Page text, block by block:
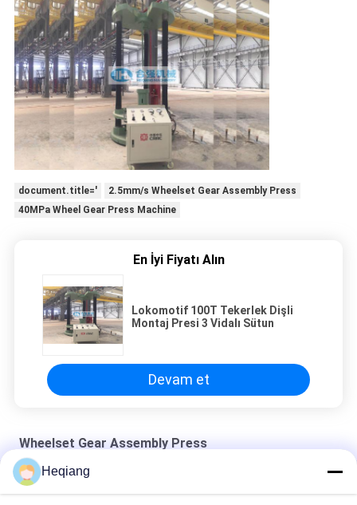
document.title='
2.5mm/s Wheelset Gear Assembly Press
40MPa Wheel Gear Press Machine
En İyi Fiyatı Alın
Lokomotif 100T Tekerlek Dişli
Montaj Presi 3 Vidalı Sütun
Devam et
Wheelset Gear Assembly Press
HQ59 Tipi Demiryolu Dişli Kutusu Rulman Sökme Makinesi
Heqiang